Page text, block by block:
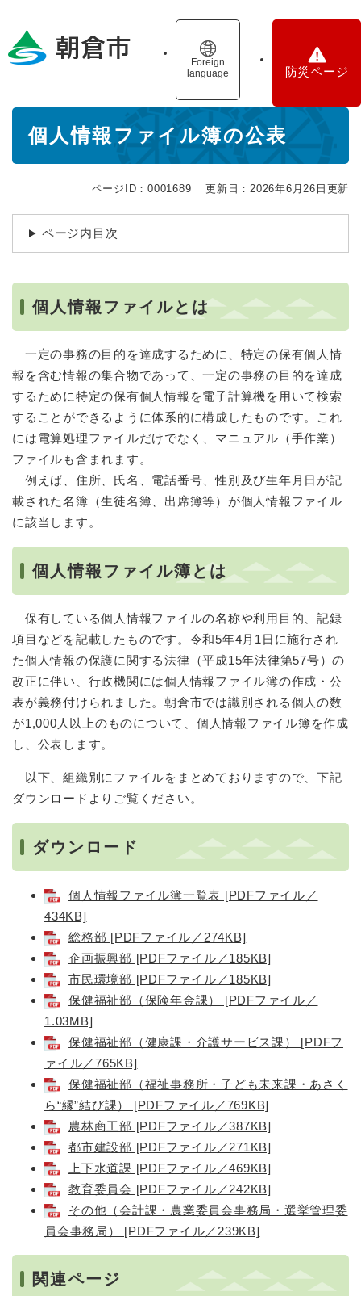
の
Foreign
language
防災ページ
個人情報ファイル簿の公表
ページID：0001689 更新日：2026年6月26日更新
ページ内目次
個人情報ファイルとは
一定の事務の目的を達成するために、特定の保有個人情
報を含む情報の集合物であって、一定の事務の目的を達成
するために特定の保有個人情報を電子計算機を用いて検索
することができるように体系的に構成したものです。これ
には電算処理ファイルだけでなく、マニュアル（手作業）
ファイルも含まれます。
例えば、住所、氏名、電話番号、性別及び生年月日が記
載された名簿（生徒名簿、出席簿等）が個人情報ファイル
に該当します。
個人情報ファイル簿とは
保有している個人情報ファイルの名称や利用目的、記録
項目などを記載したものです。令和5年4月1日に施行され
た個人情報の保護に関する法律（平成15年法律第57号）の
改正に伴い、行政機関には個人情報ファイル簿の作成・公
表が義務付けられました。朝倉市では識別される個人の数
が1,000人以上のものについて、個人情報ファイル簿を作成
し、公表します。
以下、組織別にファイルをまとめておりますので、下記
ダウンロードよりご覧ください。
ダウンロード
個人情報ファイル簿一覧表 [PDFファイル／
434KB]
総務部 [PDFファイル／274KB]
企画振興部 [PDFファイル／185KB]
市民環境部 [PDFファイル／185KB]
保健福祉部（保険年金課） [PDFファイル／
1.03MB]
保健福祉部（健康課・介護サービス課） [PDFフ
ァイル／765KB]
保健福祉部（福祉事務所・子ども未来課・あさく
ら“縁”結び課） [PDFファイル／769KB]
農林商工部 [PDFファイル／387KB]
都市建設部 [PDFファイル／271KB]
上下水道課 [PDFファイル／469KB]
教育委員会 [PDFファイル／242KB]
その他（会計課・農業委員会事務局・選挙管理委
員会事務局） [PDFファイル／239KB]
関連ページ